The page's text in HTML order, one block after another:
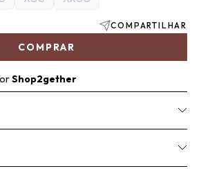
COMPRAR
COMPARTILHAR
Shop2gether